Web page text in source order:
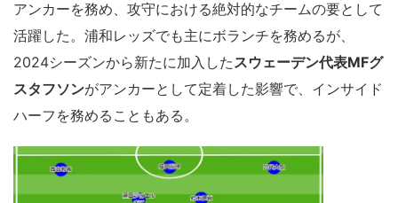
アンカーを務め、攻守における絶対的なチームの要として
活躍した。浦和レッズでも主にボランチを務めるが、
2024シーズンから新たに加入した スウェーデン代表MFグ
スタフソンがアンカーとして定着した影響で、インサイド
ハーフを務めることもある。